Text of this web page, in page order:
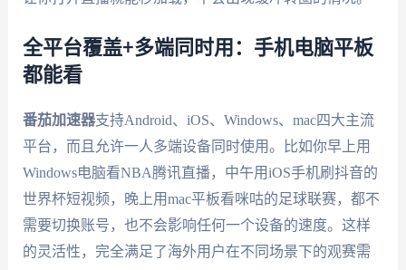
全平台覆盖+多端同时用：手机电脑平板
都能看
番茄加速器支持Android、iOS、Windows、mac四大主流
平台，而且允许一人多端设备同时使用。比如你早上用
Windows电脑看NBA腾讯直播，中午用iOS手机刷抖音的
世界杯短视频，晚上用mac平板看咪咕的足球联赛，都不
需要切换账号，也不会影响任何一个设备的速度。这样
的灵活性，完全满足了海外用户在不同场景下的观赛需